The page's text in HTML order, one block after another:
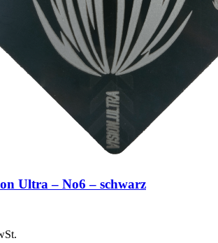
Ultra – No6 – schwarz